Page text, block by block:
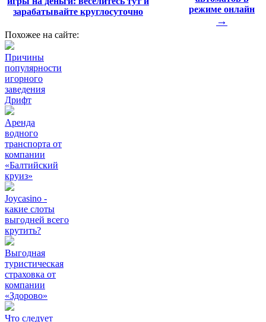
зарабатывайте круглосуточно
режиме онлайн
→
Похожее на сайте:
Причины
популярности
игорного
заведения
Дрифт
Аренда
водного
транспорта от
компании
«Балтийский
круиз»
Joycasino -
какие слоты
выгодней всего
крутить?
Выгодная
туристическая
страховка от
компании
«Здорово»
Что следует